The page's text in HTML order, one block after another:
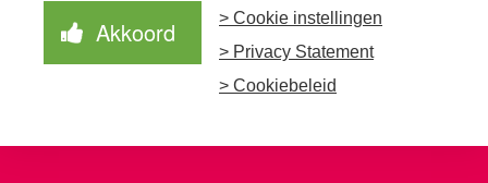
Akkoord
> Cookie instellingen
> Privacy Statement
> Cookiebeleid
aanpak
Samen Beter
Nieuws
laatste nieuws!
Aanmelden nieuwsbrief